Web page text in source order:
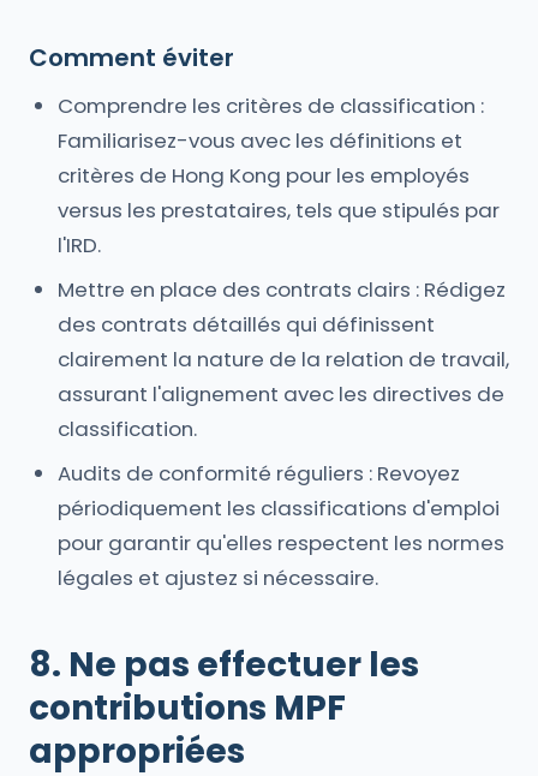
Comment éviter
Comprendre les critères de classification :
Familiarisez-vous avec les définitions et
critères de Hong Kong pour les employés
versus les prestataires, tels que stipulés par
l'IRD.
Mettre en place des contrats clairs : Rédigez
des contrats détaillés qui définissent
clairement la nature de la relation de travail,
assurant l'alignement avec les directives de
classification.
Audits de conformité réguliers : Revoyez
périodiquement les classifications d'emploi
pour garantir qu'elles respectent les normes
légales et ajustez si nécessaire.
8. Ne pas effectuer les
contributions MPF
appropriées